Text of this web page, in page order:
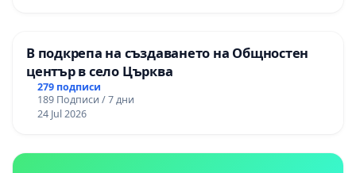
В подкрепа на създаването на Общностен
център в село Църква
279 подписи
189 Подписи / 7 дни
24 Jul 2026